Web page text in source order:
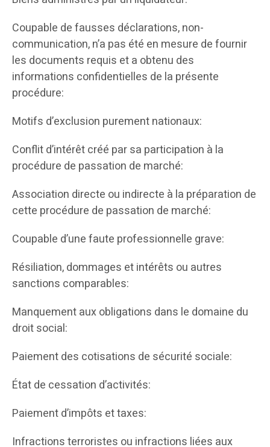
Coupable de fausses déclarations, non-
communication, n’a pas été en mesure de fournir
les documents requis et a obtenu des
informations confidentielles de la présente
procédure:
Motifs d’exclusion purement nationaux:
Conflit d’intérêt créé par sa participation à la
procédure de passation de marché:
Association directe ou indirecte à la préparation de
cette procédure de passation de marché:
Coupable d’une faute professionnelle grave:
Résiliation, dommages et intérêts ou autres
sanctions comparables:
Manquement aux obligations dans le domaine du
droit social:
Paiement des cotisations de sécurité sociale:
État de cessation d’activités:
Paiement d’impôts et taxes:
Infractions terroristes ou infractions liées aux